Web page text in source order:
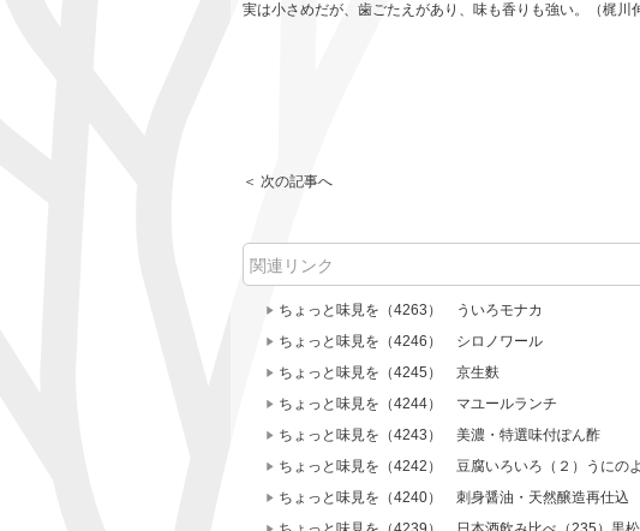
実は小さめだが、歯ごたえがあり、味も香りも強い。（梶川
＜ 次の記事へ
関連リンク
ちょっと味見を（4263） ういろモナカ
ちょっと味見を（4246） シロノワール
ちょっと味見を（4245） 京生麩
ちょっと味見を（4244） マユールランチ
ちょっと味見を（4243） 美濃・特選味付ぽん酢
ちょっと味見を（4242） 豆腐いろいろ（２）うにの
ちょっと味見を（4240） 刺身醤油・天然醸造再仕込